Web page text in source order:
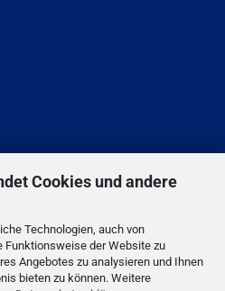
Cookies und andere
Technologien, auch von
Funktionsweise der Website zu
Angebotes zu analysieren und Ihnen
bieten zu können. Weitere